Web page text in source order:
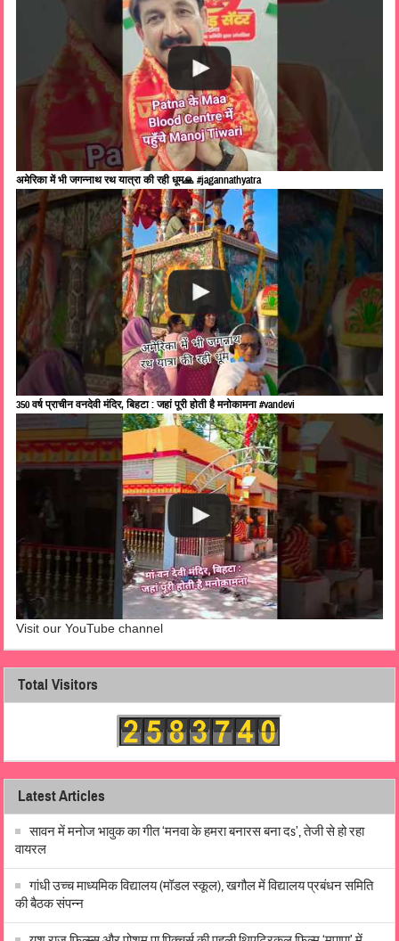
अमेरिका में भी जगन्नाथ रथ यात्रा की रही धूम🙏 #jagannathyatra
350 वर्ष प्राचीन वनदेवी मंदिर, बिहटा : जहां पूरी होती है मनोकामना #vandevi
Visit our YouTube channel
Total Visitors
Latest Articles
सावन में मनोज भावुक का गीत ‘मनवा के हमरा बनारस बना दs’, तेजी से हो रहा
वायरल
गांधी उच्च माध्यमिक विद्यालय (मॉडल स्कूल), खगौल में विद्यालय प्रबंधन समिति
की बैठक संपन्न